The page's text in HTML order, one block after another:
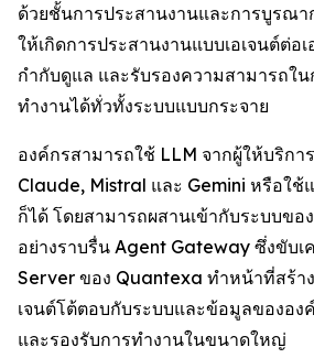
ด้วยชั้นการประสานงานและการบูรณ
ให้เกิดการประสานงานแบบเอเจนต์ต่อ
กำกับดูแล และรับรองความสามารถใ
ทำงานได้ทั่วทั้งระบบแบบกระจาย
องค์กรสามารถใช้ LLM จากผู้ให้บริกา
Claude, Mistral และ Gemini หรือใช้
ก็ได้ โดยสามารถผสานเข้ากับระบบขอ
อย่างราบรื่น Agent Gateway ซึ่งขับเ
Server ของ Quantexa ทำหน้าที่สร้า
เจนต์โต้ตอบกับระบบและข้อมูลขององ
และรองรับการทำงานในขนาดใหญ่